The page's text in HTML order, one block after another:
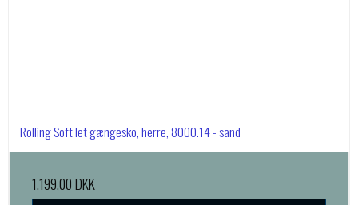
Rolling Soft let gængesko, herre, 8000.14 - sand
1.199,00 DKK